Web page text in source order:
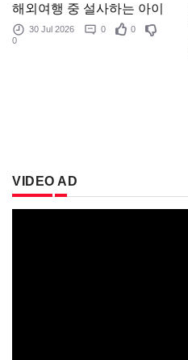
해외여행 중 설사하는 아이
30 Jul 2026 0
0
0
VIDEO AD